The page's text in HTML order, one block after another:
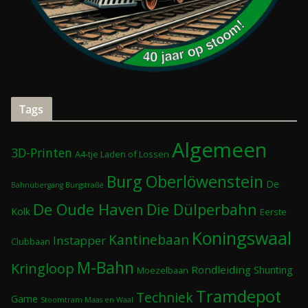
Tags
3D-Printen A4-tje Laden of Lossen Algemeen
Bahnübergang Burgstraße Burg Oberlöwenstein De
Kolk De Oude Haven Die Dülperbahn Eerste
Clubbaan Instapper Kantinebaan Koningswaal
Kringloop M-Bahn Moezelbaan Rondleiding Shunting
Game Stoomtram Maas en Waal Techniek Tramdepot